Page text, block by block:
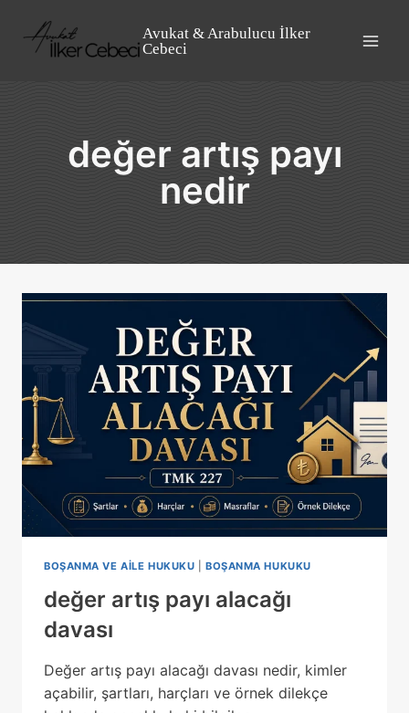
content
Avukat & Arabulucu İlker
Cebeci
değer artış payı
nedir
BOŞANMA VE AILE HUKUKU |BOŞANMA HUKUKU
değer artış payı alacağı
davası
Değer artış payı alacağı davası nedir, kimler
açabilir, şartları, harçları ve örnek dilekçe